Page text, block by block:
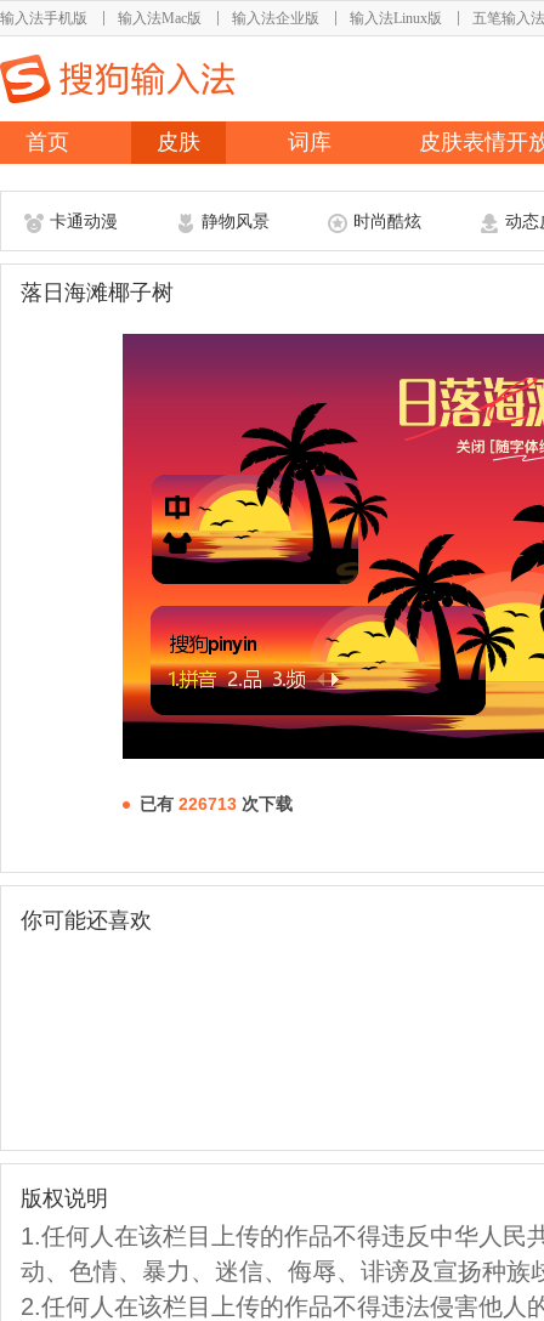
输入法手机版 输入法Mac版 输入法企业版 输入法Linux版 五笔输入法
首页 皮肤 词库 皮肤表情开
卡通动漫 静物风景 时尚酷炫 动态
落日海滩椰子树
已有 226713 次下载
你可能还喜欢
版权说明
1.任何人在该栏目上传的作品不得违反中华人民
动、色情、暴力、迷信、侮辱、诽谤及宣扬种族
2.任何人在该栏目上传的作品不得违法侵害他人